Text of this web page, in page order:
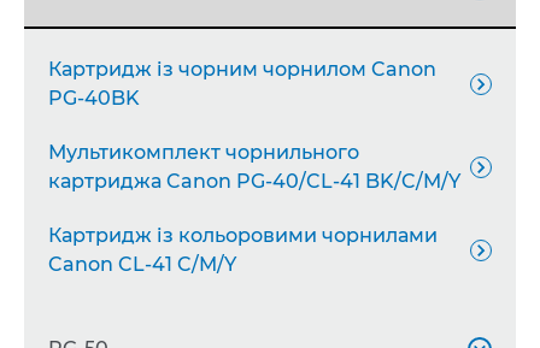
Картридж із чорним чорнилом Canon
PG-40BK

Мультикомплект чорнильного
картриджа Canon PG-40/CL-41 BK/C/M/Y

Картридж із кольоровими чорнилами
Canon CL-41 C/M/Y
